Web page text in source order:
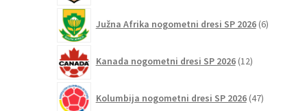
Južna Afrika nogometni dresi SP 2026 6izdelkov
Kanada nogometni dresi SP 2026 12izdelkov
Kolumbija nogometni dresi SP 2026 47izdelkov